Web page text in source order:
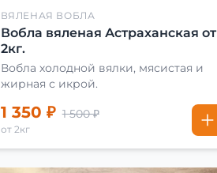
ВЯЛЕНАЯ ВОБЛА
Вобла вяленая Астраханская от
2кг.
Вобла холодной вялки, мясистая и
жирная с икрой.
1 350 ₽ 1 500 ₽
от 2кг